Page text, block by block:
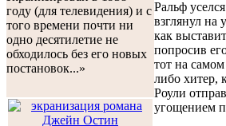
году (для телевидения) и с
того времени почти ни
одно десятилетие не
обходилось без его новых
постановок...»
Ральф
взглянул на
как
попросив
тот на
либо хитер,
Роули
угощением